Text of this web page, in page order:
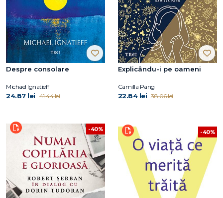
Despre consolare
Michael Ignatieff
24.87 lei 41.44 lei
Explicându-i pe oameni
Camilla Pang
22.84 lei 38.06 lei
-40% -40%